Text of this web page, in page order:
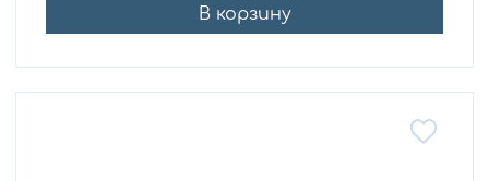
В корзину